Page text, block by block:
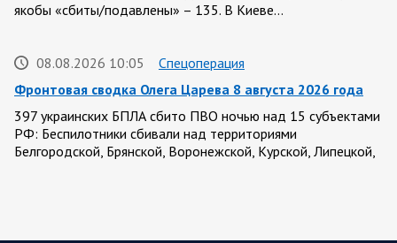
якобы «сбиты/подавлены» – 135. В Киеве…
08.08.2026 10:05
Спецоперация
Фронтовая сводка Олега Царева 8 августа 2026 года
397 украинских БПЛА сбито ПВО ночью над 15 субъектами
РФ: Беспилотники сбивали над территориями
Белгородской, Брянской, Воронежской, Курской, Липецкой,